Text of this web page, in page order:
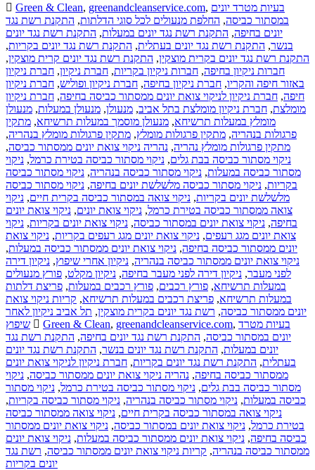
Green & Clean, greenandcleanservice.com, בעיות מטרד יונים
במסתור כביסה, החלפת מנעולים לכל סוגי הדלתות, התקנת רשת נגד
יונים בחיפה, התקנת רשת נגד יונים במעלות, התקנת רשת נגד יונים
בנשר, התקנת רשת נגד יונים בעתלית, התקנת רשת נגד יונים בקריות,
התקנת רשת נגד יונים בקרית מוצקין, התקנת רשת נגד יונים קרית מוצקין,
חברות ניקיון בחיפה, חברות ניקיון בקריות, חברת ניקיון, חברת ניקיון
באזור חיפה והקריו, חברת ניקיון בחיפה, חברת ניקיון ופוליש, חברת ניקיון
חיפה, חברת ניקיון לניקוי צואת יונים ממסתור כביסה בחיפה, חברת ניקיון
מומלצת, חברת ניקיון מומלצת בתל אביב, מנעולן, מנעולן במעלות, מנעולן
מומלץ במעלות תרשיחא, מנעולן מוסמך במעלות תרשיחא, מתקין
פרגולות בנהריה, מתקין פרגולות מומלץ, מתקין פרגולות מומלץ בנהריה,
מתקין פרגולות מומלץ נהריה, נהריה ניקוי צואת יונים ממסתור כביסה,
ניקוי מסתור כביסה בבת גלים, ניקוי מסתור כביסה בטירת כרמל, ניקוי
מסתור כביסה במעלות, ניקוי מסתור כביסה בנהריה, ניקוי מסתור כביסה
בקריות, ניקוי מסתור כביסה מלשלשת יונים בחיפה, ניקוי מסתור כביסה
מלשלשת יונים בקריות, ניקוי צואה במסתור כביסה בקרית חיים, ניקוי
צואה ממסתור כביסה בטירת כרמל, ניקוי צואת יונים, ניקוי צואת יונים
בחיפה, ניקוי צואת יונים במסתור כביסה, ניקוי צואת יונים בקריות, ניקוי
צואת יונים מגג רעפים, ניקוי צואת יונים מגג רעפים בקריות, ניקוי צואת
יונים ממסתור כביסה בחיפה, ניקוי צואת יונים ממסתור כביסה במעלות,
ניקוי צואת יונים ממסתור כביסה בנהריה, ניקיון אחרי שיפוץ, ניקיון דירה
לפני מעבר, ניקיון דירה לפני מעבר בחיפה, ניקיון מקלט, פורץ מנעולים
במעלות תרשיחא, פורץ רכבים, פורץ רכבים במעלות, פריצת דלתות
במעלות תרשיחא, פריצת רכבים במעלות תרשיחא, קריות ניקוי צואת
יונים ממסתור כביסה, רשת נגד יונים בקרית מוצקין, תל אביב ניקיון לאחר
שיפוץ
Green & Clean, greenandcleanservice.com, בעיות מטרד
יונים במסתור כביסה, התקנת רשת נגד יונים בחיפה, התקנת רשת נגד
יונים במעלות, התקנת רשת נגד יונים בנשר, התקנת רשת נגד יונים
בעתלית, התקנת רשת נגד יונים בקריות, חברת ניקיון לניקוי צואת יונים
ממסתור כביסה בחיפה, נהריה ניקוי צואת יונים ממסתור כביסה, ניקוי
מסתור כביסה בבת גלים, ניקוי מסתור כביסה בטירת כרמל, ניקוי מסתור
כביסה במעלות, ניקוי מסתור כביסה בנהריה, ניקוי מסתור כביסה בקריות,
ניקוי צואה במסתור כביסה בקרית חיים, ניקוי צואה ממסתור כביסה
בטירת כרמל, ניקוי צואת יונים במסתור כביסה, ניקוי צואת יונים ממסתור
כביסה בחיפה, ניקוי צואת יונים ממסתור כביסה במעלות, ניקוי צואת יונים
ממסתור כביסה בנהריה, קריות ניקוי צואת יונים ממסתור כביסה, רשת נגד
יונים בקריות